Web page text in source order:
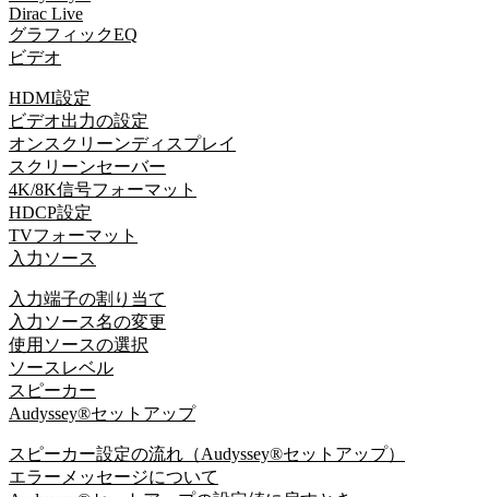
Dirac Live
グラフィックEQ
ビデオ
HDMI設定
ビデオ出力の設定
オンスクリーンディスプレイ
スクリーンセーバー
4K/8K信号フォーマット
HDCP設定
TVフォーマット
入力ソース
入力端子の割り当て
入力ソース名の変更
使用ソースの選択
ソースレベル
スピーカー
Audyssey®セットアップ
スピーカー設定の流れ（Audyssey®セットアップ）
エラーメッセージについて